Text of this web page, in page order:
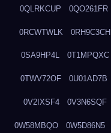
0QLRKCUP 0QO261FR
0RCWTWLK 0RH9C3CH
0SA9HP4L 0T1MPQXC
0TWV72OF 0U01AD7B
0V2IXSF4 0V3N6SQF
0W58MBQO 0W5D86N5